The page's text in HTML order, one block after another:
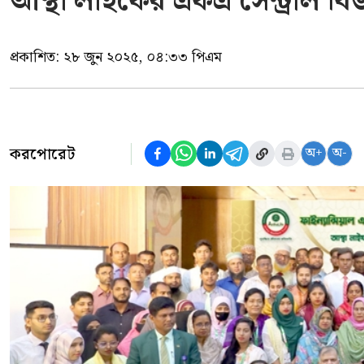
প্রকাশিত: ২৮ জুন ২০২৫, ০৪:৩৩ পিএম
করপোরেট অ+ অ-